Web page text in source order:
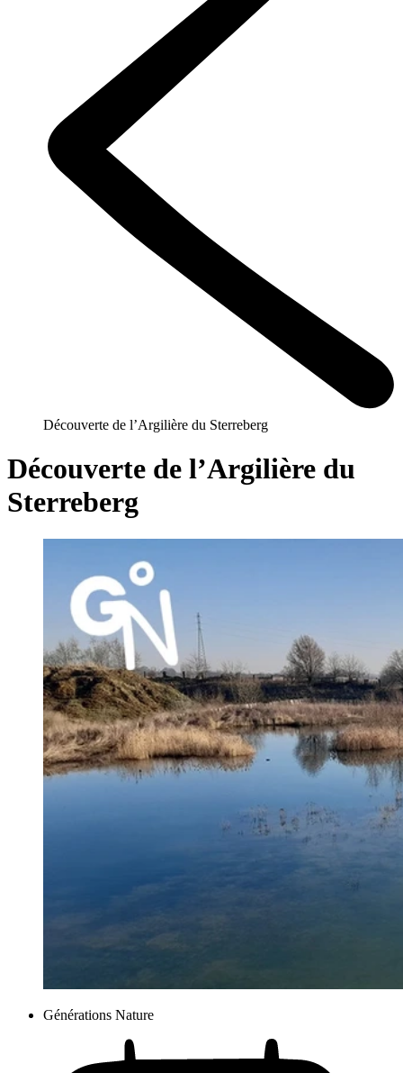
Découverte de l’Argilière du Sterreberg
Découverte de l’Argilière du
Sterreberg
Générations Nature